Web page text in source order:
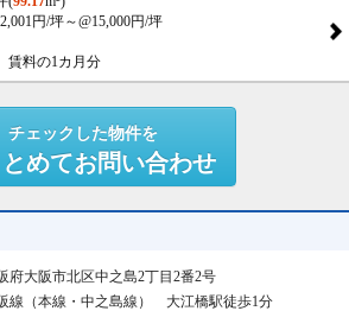
円/坪～@15,000円/坪
料の1カ月分
チェックした物件を
めてお問い合わせ
府大阪市北区中之島2丁目2番2号
線（本線・中之島線） 大江橋駅徒歩1分